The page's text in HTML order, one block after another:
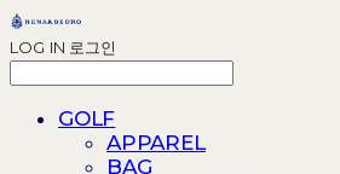
LOG IN 로그인
GOLF
APPAREL
BAG